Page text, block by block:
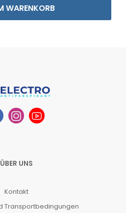
WARENKORB
ÜBER UNS
Kontakt
Transportbedingungen